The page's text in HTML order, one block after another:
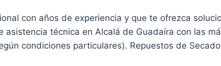
con años de experiencia y que te ofrezca
asistencia técnica en Alcalá de Guadaíra con las
condiciones particulares). Repuestos de